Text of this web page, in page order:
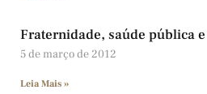
Fraternidade, saúde pública
5 de março de 2012
Leia Mais »